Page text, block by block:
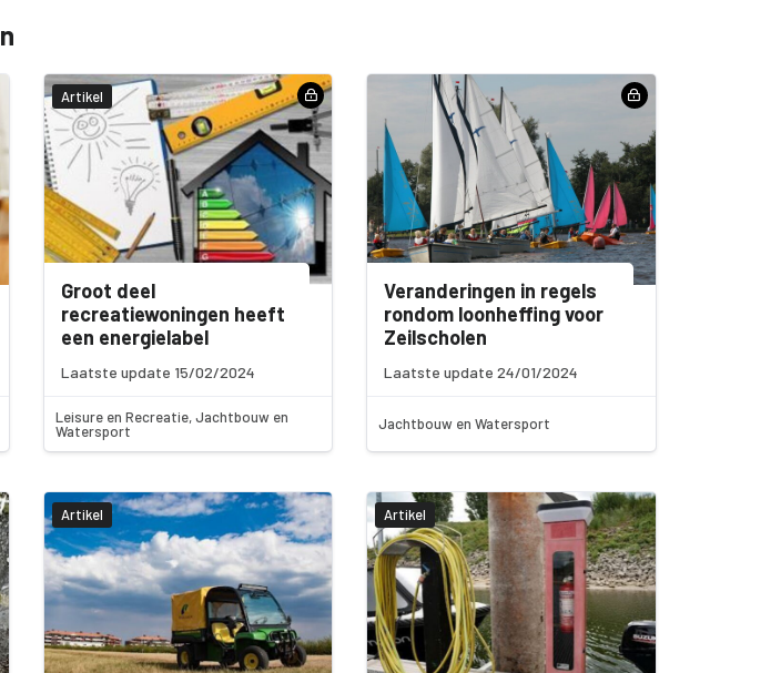
Artikel
Groot deel
recreatiewoningen heeft
een energielabel
Laatste update 15/02/2024
Leisure en Recreatie, Jachtbouw en
Watersport
Veranderingen in regels
rondom loonheffing voor
Zeilscholen
Laatste update 24/01/2024
Jachtbouw en Watersport
Artikel Artikel